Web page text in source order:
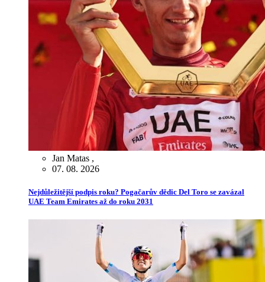
Jan Matas ,
07. 08. 2026
Nejdůležitější podpis roku? Pogačarův dědic Del Toro se zavázal
UAE Team Emirates až do roku 2031